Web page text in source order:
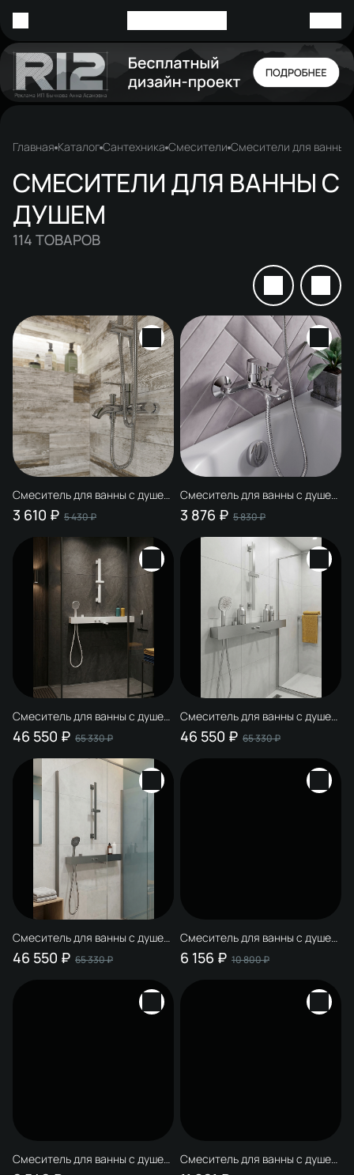
Главная Каталог Сантехника Смесители Смесители для ванны
СМЕСИТЕЛИ ДЛЯ ВАННЫ С
ДУШЕМ
114 ТОВАРОВ
Смеситель для ванны с душем
STWORKI Стокгольм
HFSG10000 глянцевый хром,
латунь, современный
3 610 ₽ 5 430 ₽
Смеситель для ванны с душем
STWORKI Хельсинки
HFHS10000 глянцевый хром,
латунь, современный,
однорычажный
3 876 ₽ 5 830 ₽
Смеситель для ванны с душем
STWORKI STUDIO S511001WH
матовый белый, латунь, с
поворотным изливом
46 550 ₽ 65 330 ₽
Смеситель для ванны с душем
STWORKI STUDIO S511001S
сталь, латунь, с поворотным
46 550 ₽ 65 330 ₽
Смеситель для ванны с душем
STWORKI STUDIO S511001GB
вороненая сталь, латунь, с
46 550 ₽ 65 330 ₽
Смеситель для ванны с душем
STWORKI Кронборг S28100BK
матовый черный, латунь,
гарнитур Ольборг S20190BK,
6 156 ₽ 10 800 ₽
Смеситель для ванны с душем
Смеситель для ванны с душем